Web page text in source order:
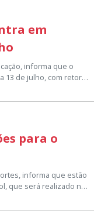
em
informa que o
13 de julho, com retorno
e suas famílias
vivenciar momentos de
com entusiasmo e
de julho, conforme o
para o
informa que estão
que será realizado no